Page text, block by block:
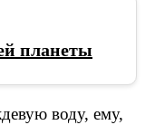
планеты
воду, ему,